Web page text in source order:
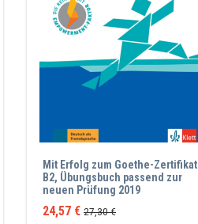
Mit Erfolg zum Goethe-Zertifikat
B2, Übungsbuch passend zur
neuen Prüfung 2019
24,57 € 27,30 €